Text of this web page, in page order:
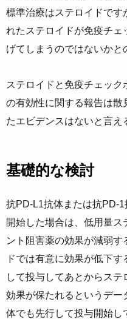
標準治療はステロイドです
れたステロイドが免疫チ
げてしまうのではないかと
ステロイドと免疫チェック
の有効性に関する報告は
たエビデンスはないと言え
基礎的な検討
抗PD-L1抗体または抗PD-
開始した場合は、低用量ス
ント阻害薬の効果が減弱す
ドでは有意に効果が低下
して投与してあとからス
効果が保たれるというデ
体でも先行して投与開始し